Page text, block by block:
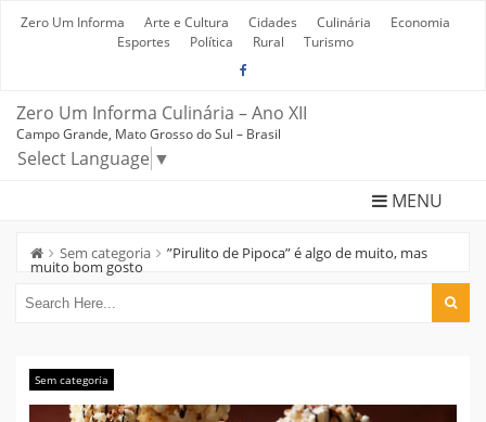
Zero Um Informa Arte e Cultura Cidades Culinária
Economia
Esportes
Política Rural Turismo
Zero Um Informa Culinária – Ano XII
Campo Grande, Mato Grosso do Sul – Brasil
Select Language ▼
MENU
Sem categoria ”Pirulito de Pipoca” é algo de muito, mas
muito bom gosto
Sem categoria